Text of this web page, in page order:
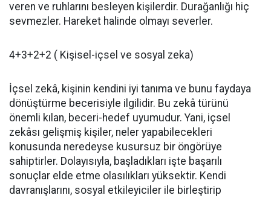
veren ve ruhlarını besleyen kişilerdir. Durağanlığı hiç
sevmezler. Hareket halinde olmayı severler.
4+3+2+2 ( Kişisel-içsel ve sosyal zeka)
İçsel zekâ, kişinin kendini iyi tanıma ve bunu faydaya
dönüştürme becerisiyle ilgilidir. Bu zekâ türünü
önemli kılan, beceri-hedef uyumudur. Yani, içsel
zekâsı gelişmiş kişiler, neler yapabilecekleri
konusunda neredeyse kusursuz bir öngörüye
sahiptirler. Dolayısıyla, başladıkları işte başarılı
sonuçlar elde etme olasılıkları yüksektir. Kendi
davranışlarını, sosyal etkileyiciler ile birleştirip